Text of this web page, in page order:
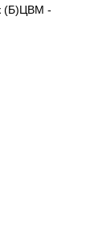
(Б)ЦВМ -